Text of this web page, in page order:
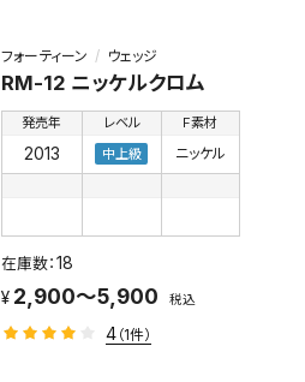
フォーティーン ウェッジ
RM-12 ニッケルクロム
発売年
2013
レベル
中上級
F素材
ニッケル
18
2,900～5,900 税込
4 （1件）